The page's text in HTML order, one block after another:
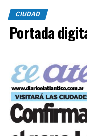
CIUDAD
Portada